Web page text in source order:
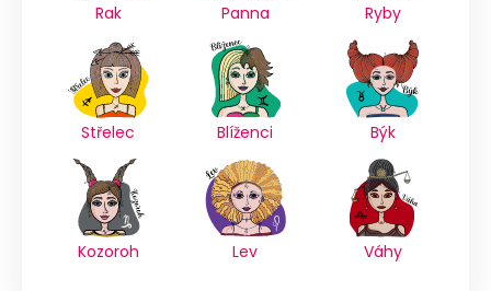
Rak Panna Ryby
Střelec Blíženci Býk
Kozoroh Lev Váhy